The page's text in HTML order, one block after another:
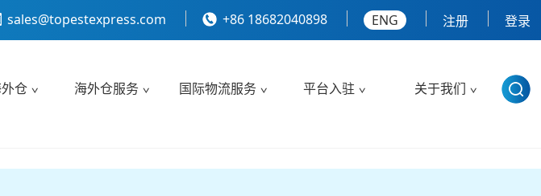
sales@topestexpress.com +86 18682040898 ENG 注册 登录
仓 海外仓服务 国际物流服务 平台入驻 关于我们